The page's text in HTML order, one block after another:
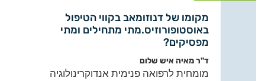
מקומו של דנוזומאב בקווי הטיפול
באוסטופורוזיס.מתי מתחילים ומתי
מפסיקים?
ד"ר מאיה איש שלום